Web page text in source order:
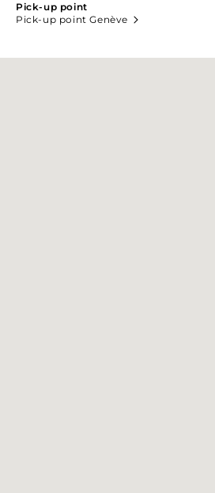
Pick-up point
Pick-up point Genève